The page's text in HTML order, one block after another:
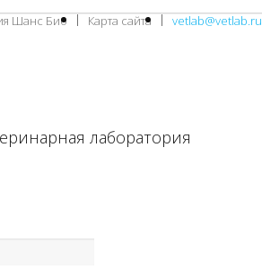
Шанс Био Карта сайта vetlab@vetlab.ru
лаборатория